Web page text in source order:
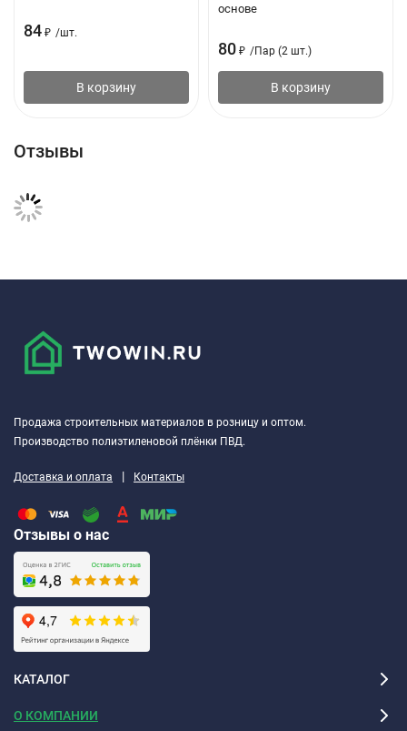
84 ₽ /шт.
В корзину
основе
80 ₽ /Пар (2 шт.)
В корзину
Отзывы
Продажа строительных материалов в розницу и оптом.
Производство полиэтиленовой плёнки ПВД.
Доставка и оплата | Контакты
Отзывы о нас
КАТАЛОГ
О КОМПАНИИ